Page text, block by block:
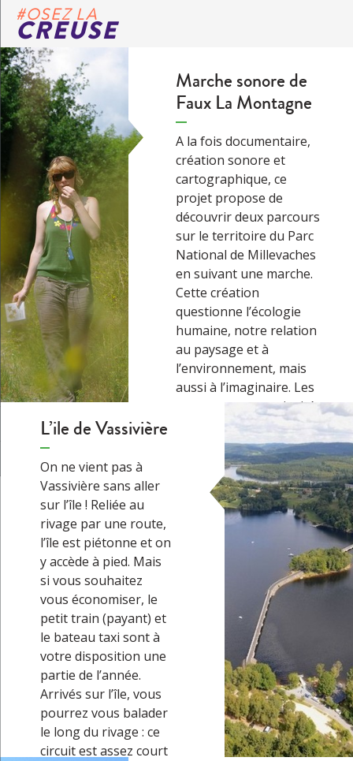
#OSEZ LA
CREUSE
Marche sonore de
Faux La Montagne
A la fois documentaire,
création sonore et
cartographique, ce
projet propose de
découvrir deux parcours
sur le territoire du Parc
National de Millevaches
en suivant une marche.
Cette création
questionne l’écologie
humaine, notre relation
au paysage et à
l’environnement, mais
aussi à l’imaginaire. Les
promeneurs sont invités
à emprunter des
baladeurs MP3 auprès
de l’office de tourisme de
Felletin et achètent une
carte (1 par groupe ou
par famille) qui…→
L’ile de Vassivière
On ne vient pas à
Vassivière sans aller
sur l’île ! Reliée au
rivage par une route,
l’île est piétonne et on
y accède à pied. Mais
si vous souhaitez
vous économiser, le
petit train (payant) et
le bateau taxi sont à
votre disposition une
partie de l’année.
Arrivés sur l’île, vous
pourrez vous balader
le long du rivage : ce
circuit est assez court